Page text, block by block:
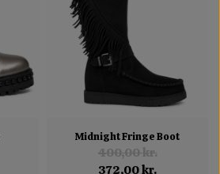
Midnight Fringe Boot
400,00 kr.
372,00 kr.